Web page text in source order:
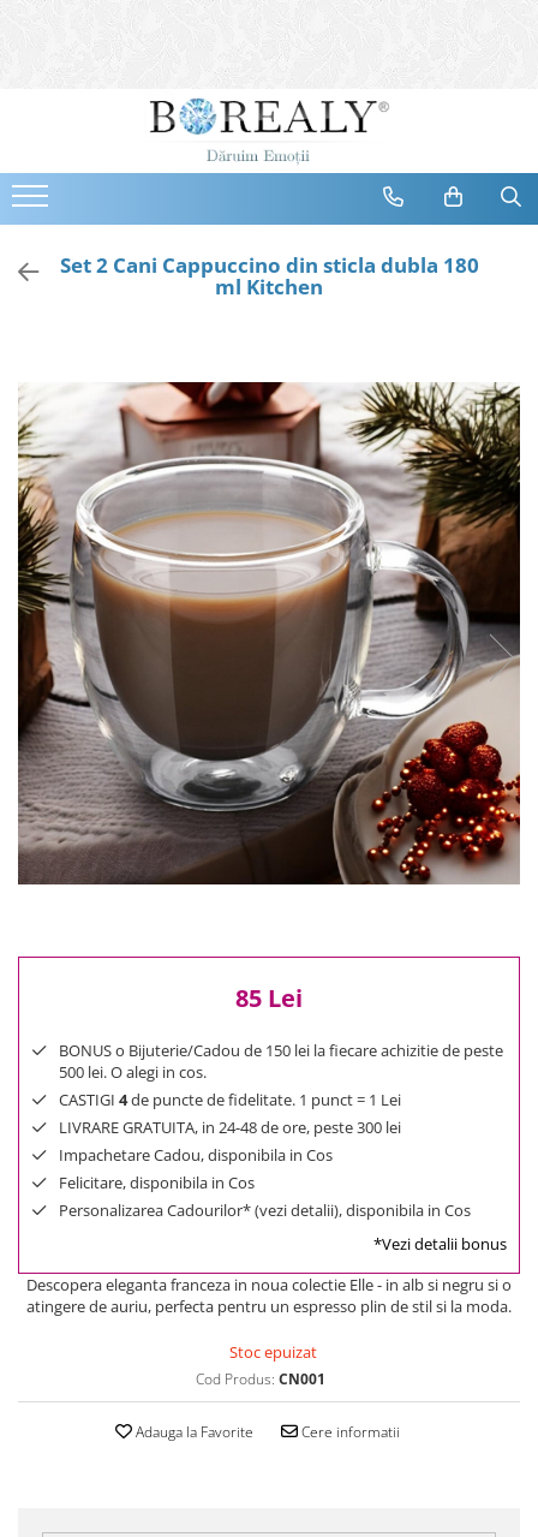
Bijuterii
Cercei
Bratari
Coliere
Destinatari
Bijuterii Femei
Bijuterii Copii
Bijuterii Mirese
Selectii
Reduceri
Cele mai noi
Cele mai vandute
Cele mai votate
Cu video
Pret
0 Lei - 100 Lei
100 Lei - 200 Lei
200 Lei - 300 Lei
300 Lei - 500 Lei
500 Lei - 1000 Lei
Set 2 Cani Cappuccino din sticla dubla 180
ml Kitchen
85 Lei
BONUS o Bijuterie/Cadou de 150 lei la fiecare achizitie de peste
500 lei. O alegi in cos.
CASTIGI 4de puncte de fidelitate. 1 punct = 1 Lei
LIVRARE GRATUITA, in 24-48 de ore, peste 300 lei
Impachetare Cadou, disponibila in Cos
Felicitare, disponibila in Cos
Personalizarea Cadourilor* (vezi detalii), disponibila in Cos
*Vezi detalii bonus
Descopera eleganta franceza in noua colectie Elle - in alb si negru si o
atingere de auriu, perfecta pentru un espresso plin de stil si la moda.
Stoc epuizat
Cod Produs: CN001
Adauga la Favorite Cere informatii